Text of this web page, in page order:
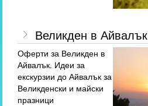
Великден в Айвалък
Оферти за Великден в
Айвалък. Идеи за
екскурзии до Айвалък за
Великденски и майски
празници